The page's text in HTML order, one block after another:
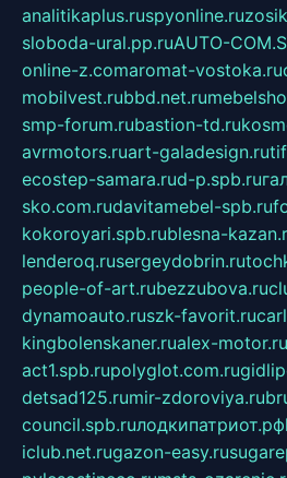
analitikaplus.ruspyonline.ru
sloboda-ural.pp.ruAUTO-
online-z.comaromat-vostoka.ru
mobilvest.rubbd.net.ru
smp-forum.rubastion-td.ru
avrmotors.ruart-galadesign.ru
ecostep-samara.rud-p.spb.ru
sko.com.rudavitamebel-spb.ru
kokoroyari.spb.rublesna-
lenderoq.rusergeydobrin.ru
people-of-art.rubezzubova.ru
dynamoauto.ruszk-favorit.ru
kingbolenskaner.rualex-motor.ru
act1.spb.rupolyglot.com.ru
detsad125.rumir-zdoroviya.ru
council.spb.ruлодкипатриот.рф
iclub.net.rugazon-easy.ru